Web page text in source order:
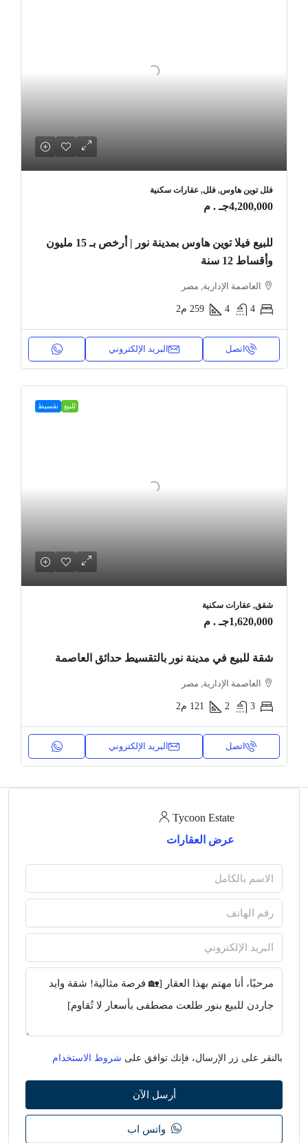
فلل توين هاوس, فلل, عقارات سكنية
4,200,000جـ . م
للبيع فيلا توين هاوس بمدينة نور | أرخص بـ 15 مليون
وأقساط 12 سنة
العاصمة الإدارية, مصر
4
4
259 م2
اتصل البريد الإلكتروني
للبيع تقسيط
شقق, عقارات سكنية
1,620,000جـ . م
شقة للبيع في مدينة نور بالتقسيط حدائق العاصمة
العاصمة الإدارية, مصر
3
2
121 م2
اتصل البريد الإلكتروني
Tycoon Estate
عرض العقارات
بالنقر على زر الإرسال، فإنك توافق على شروط الاستخدام
أرسل الآن
واتس اب